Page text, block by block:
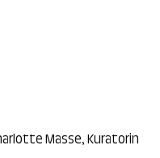
Masse, Kuratorin